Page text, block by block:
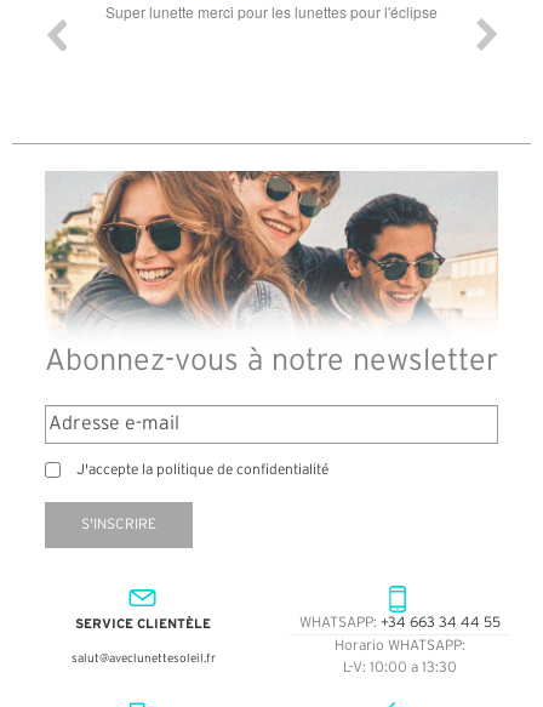
Super lunette merci pour les lunettes pour l'éclipse
Abonnez-vous à notre newsletter
J'accepte la politique de confidentialité
S'INSCRIRE
SERVICE CLIENTÈLE
salut@aveclunettesoleil.fr
WHATSAPP: +34 663 34 44 55
Horario WHATSAPP:
L-V: 10:00 a 13:30